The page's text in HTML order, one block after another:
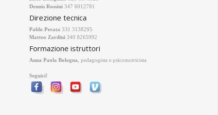
Dennis Rossini 347 6012781
Direzione tecnica
Pablo Perata 331 3138295
Matteo Zardini 340 8265992
Formazione istruttori
Anna Paola Bologna , pedagogista e psicomotricista
Seguici!